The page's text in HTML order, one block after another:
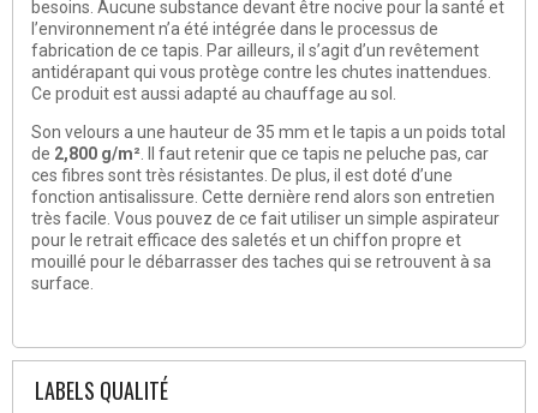
besoins. Aucune substance devant être nocive pour la santé et
l’environnement n’a été intégrée dans le processus de
fabrication de ce tapis. Par ailleurs, il s’agit d’un revêtement
antidérapant qui vous protège contre les chutes inattendues.
Ce produit est aussi adapté au chauffage au sol.
Son velours a une hauteur de 35 mm et le tapis a un poids total
de 2,800 g/m² . Il faut retenir que ce tapis ne peluche pas, car
ces fibres sont très résistantes. De plus, il est doté d’une
fonction antisalissure. Cette dernière rend alors son entretien
très facile. Vous pouvez de ce fait utiliser un simple aspirateur
pour le retrait efficace des saletés et un chiffon propre et
mouillé pour le débarrasser des taches qui se retrouvent à sa
surface.
LABELS QUALITÉ